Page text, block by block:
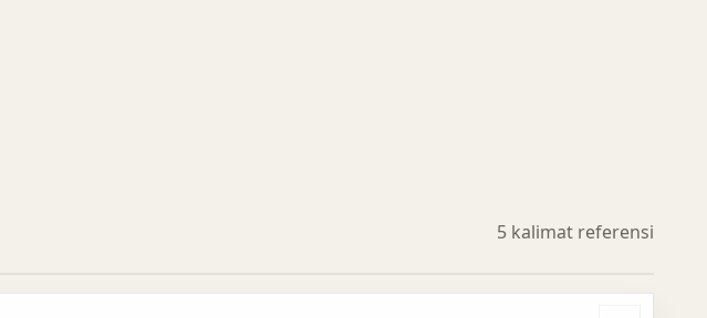
5 kalimat referensi